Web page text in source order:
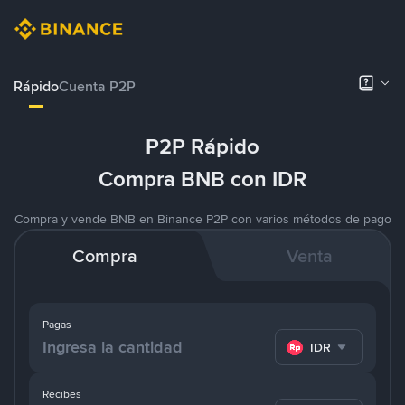
RápidoCuenta P2P
P2P Rápido
Compra BNB con IDR
Compra y vende BNB en Binance P2P con varios métodos de pago
Compra Venta
Pagas
IDR
Recibes